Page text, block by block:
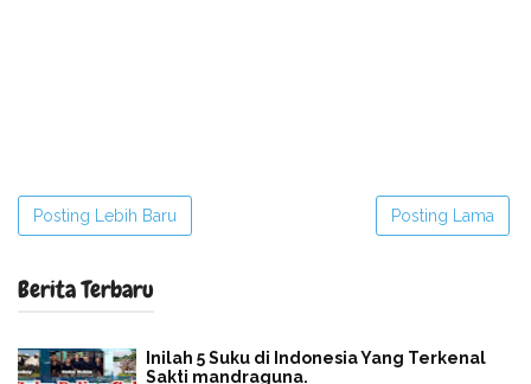
Posting Lebih Baru Posting Lama
Berita Terbaru
Inilah 5 Suku di Indonesia Yang Terkenal
Sakti mandraguna.